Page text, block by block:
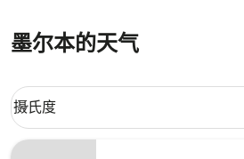
墨尔本的天气
Weather unit option 摄氏度 Selected
摄氏度
keyboard_arrow_down